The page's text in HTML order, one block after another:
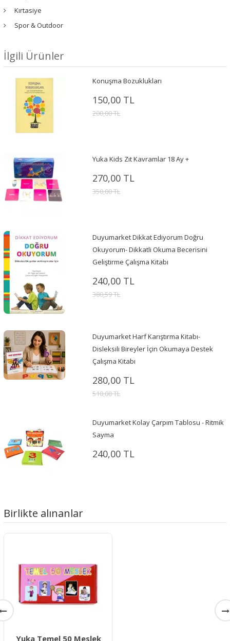
Kırtasiye
Spor & Outdoor
İlgili Ürünler
Konuşma Bozuklukları
150,00 TL
200,00 TL
Yuka Kids Zıt Kavramlar 18 Ay +
270,00 TL
350,00 TL
Duyumarket Dikkat Ediyorum Doğru
Okuyorum- Dikkatli Okuma Becerisini
Geliştirme Çalışma Kitabı
240,00 TL
380,59 TL
Duyumarket Harf Karıştırma Kitabı-
Disleksili Bireyler İçin Okumaya Destek
Çalışma Kitabı
280,00 TL
510,00 TL
Duyumarket Kolay Çarpım Tablosu - Ritmik
Sayma
240,00 TL
Birlikte alınanlar
Yuka Temel 50 Meslek